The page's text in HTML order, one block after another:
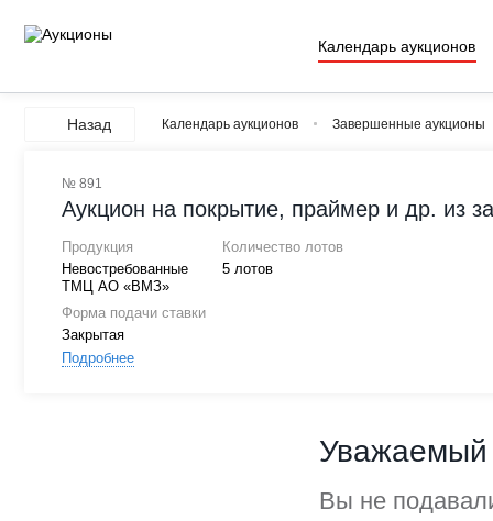
Календарь аукционов
Назад Календарь аукционов Завершенные аукционы
№ 891
Аукцион на покрытие, праймер и др. из
Продукция
Невостребованные
ТМЦ АО «ВМЗ»
Количество лотов
5 лотов
Форма подачи ставки
Закрытая
Подробнее
Уважаемый
Вы не